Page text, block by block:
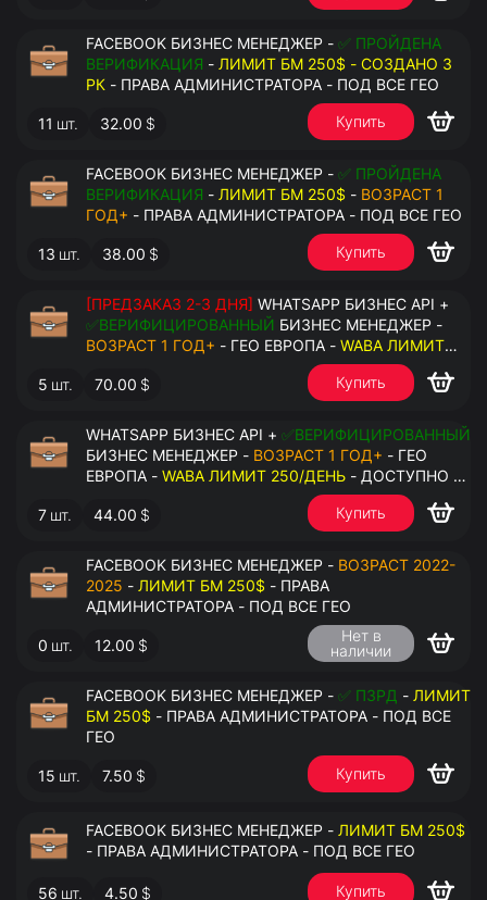
FACEBOOK БИЗНЕС МЕНЕДЖЕР - ✅ ПРОЙДЕНА
ВЕРИФИКАЦИЯ - ЛИМИТ БМ 250$ - СОЗДАНО 3
РК - ПРАВА АДМИНИСТРАТОРА - ПОД ВСЕ ГЕО
11 шт. 32.00 $ Купить
FACEBOOK БИЗНЕС МЕНЕДЖЕР - ✅ ПРОЙДЕНА
ВЕРИФИКАЦИЯ - ЛИМИТ БМ 250$ - ВОЗРАСТ 1
ГОД+ - ПРАВА АДМИНИСТРАТОРА - ПОД ВСЕ ГЕО
13 шт. 38.00 $ Купить
[ПРЕДЗАКАЗ 2-3 ДНЯ] WHATSAPP БИЗНЕС API +
✅ВЕРИФИЦИРОВАННЫЙ БИЗНЕС МЕНЕДЖЕР -
ВОЗРАСТ 1 ГОД+ - ГЕО ЕВРОПА - WABA ЛИМИТ
- ДОСТУПНО К ПРИВЯЗКЕ ДО 20
НОМЕРОВ - ПРАВА АДМИНИСТРАТОРА
5 шт. 70.00 $ Купить
WHATSAPP БИЗНЕС API + ✅ВЕРИФИЦИРОВАННЫЙ
БИЗНЕС МЕНЕДЖЕР - ВОЗРАСТ 1 ГОД+ - ГЕО
ЕВРОПА - WABA ЛИМИТ 250/ДЕНЬ - ДОСТУПНО К
ПРИВЯЗКЕ ДО 2 НОМЕРОВ - ПРАВА
АДМИНИСТРАТОРА
7 шт. 44.00 $ Купить
FACEBOOK БИЗНЕС МЕНЕДЖЕР - ВОЗРАСТ 2022-
2025 - ЛИМИТ БМ 250$ - ПРАВА
АДМИНИСТРАТОРА - ПОД ВСЕ ГЕО
0 шт. 12.00 $
Нет в
наличии
FACEBOOK БИЗНЕС МЕНЕДЖЕР - ✅ ПЗРД - ЛИМИТ
БМ 250$ - ПРАВА АДМИНИСТРАТОРА - ПОД ВСЕ
ГЕО
15 шт. 7.50 $ Купить
FACEBOOK БИЗНЕС МЕНЕДЖЕР - ЛИМИТ БМ 250$
- ПРАВА АДМИНИСТРАТОРА - ПОД ВСЕ ГЕО
56 шт. 4.50 $ Купить